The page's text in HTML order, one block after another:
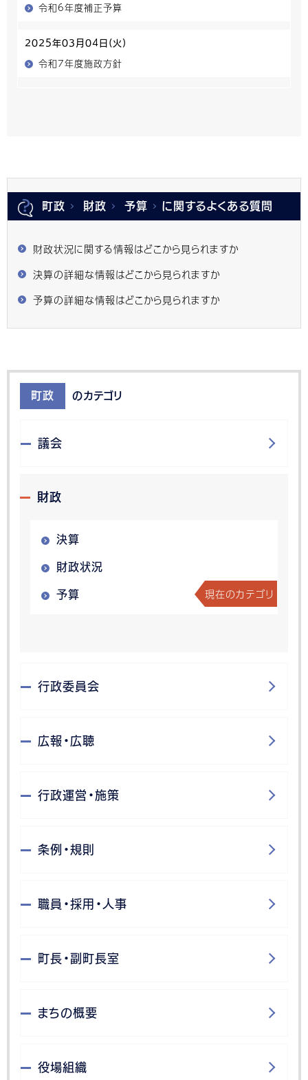
令和6年度補正予算
2025年03月04日(火)
令和7年度施政方針
町政 財政 予算 に関するよくある質問
財政状況に関する情報はどこから見られますか
決算の詳細な情報はどこから見られますか
予算の詳細な情報はどこから見られますか
町政 のカテゴリ
議会
財政
決算
財政状況
予算 現在のカテゴリ
行政委員会
広報・広聴
行政運営・施策
条例・規則
職員・採用・人事
町長・副町長室
まちの概要
役場組織